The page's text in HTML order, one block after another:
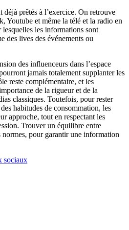
déjà prêtés à l’exercice. On retrouve
Youtube et même la télé et la radio en
lesquelles les informations sont
des lives des événements ou
des influenceurs dans l’espace
jamais totalement supplanter les
reste complémentaire, et les
de la rigueur et de la
classiques. Toutefois, pour rester
habitudes de consommation, les
approche, tout en respectant les
Trouver un équilibre entre
normes, pour garantir une information
sociaux